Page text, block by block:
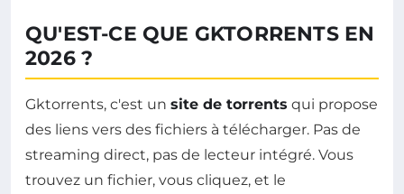
QU'EST-CE QUE GKTORRENTS EN
2026 ?
Gktorrents, c'est un site de torrents qui propose
des liens vers des fichiers à télécharger. Pas de
streaming direct, pas de lecteur intégré. Vous
trouvez un fichier, vous cliquez, et le